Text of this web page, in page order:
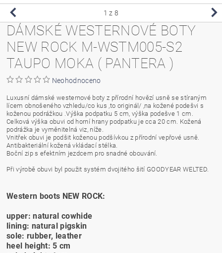
1 z 8
DÁMSKÉ WESTERNOVÉ BOTY
NEW ROCK M-WSTM005-S2
TAUPO MOKA ( PANTERA )
Neohodnoceno
Luxusní dámské westernové boty z přírodní hovězí usně se stíraným
lícem obnošeného vzhledu/co kus ,to originál/ ,na kožené podešvi s
koženou podrážkou .Výška podpatku 5 cm, výška podešve 1 cm.
Celková výška obuvi od horní hrany podpatku je cca 20 cm. Kožená
podrážka je vyměnitelná viz, níže.
Vnitřek obuvi je podšit koženou podšívkou z přírodní vepřové usně.
Antibakteriální kožená vkládací stélka.
Boční zip s efektním jezdcem pro snadné obouvání.
Při výrobě obuvi byl použit systém dvojitého šití GOODYEAR WELTED.
Western boots NEW ROCK:
upper: natural cowhide
lining: natural pigskin
sole: rubber, leather
heel height: 5 cm